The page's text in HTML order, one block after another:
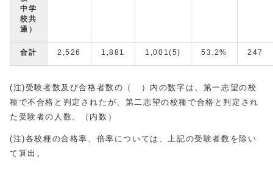
中学
校共
通）
合計 2,526 1,881 1,001(5) 53.2% 247
(注)受験者数及び合格者数の（ ）内の数字は、第一志望の校
種で不合格と判定されたが、第二志望の校種で合格と判定され
た受験者の人数。（内数）
(注)各校種の合格率、倍率については、上記の受験者数を除い
て算出。